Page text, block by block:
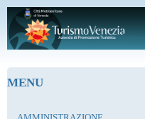
Salta al contenuto principale
MENU